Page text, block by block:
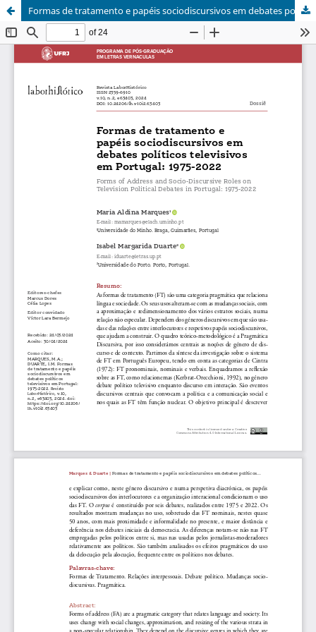
Formas de tratamento e papéis sociodiscursivos em debates políticos televisivos em Portugal: 1975-2022